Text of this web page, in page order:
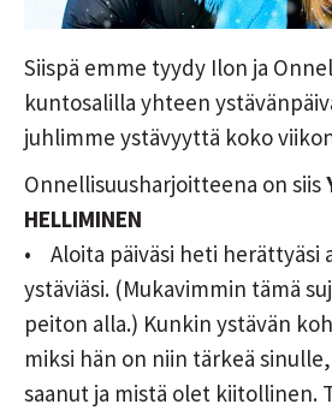
Siispä emme tyydy Ilon ja
kuntosalilla yhteen
juhlimme ystävyyttä koko
Onnellisuusharjoitteena on siis
HELLIMINEN
• Aloita päiväsi heti herättyäsi
ystäviäsi. (Mukavimmin tämä
peiton alla.) Kunkin ystävän
miksi hän on niin tärkeä
saanut ja mistä olet kiitollinen.